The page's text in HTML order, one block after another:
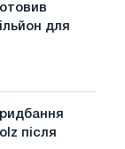
для
після